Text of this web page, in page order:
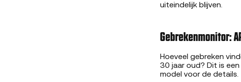
uiteindelijk blijven.
Gebrekenmonitor:
Hoeveel gebreken
30 jaar oud? Dit is
model voor de details.